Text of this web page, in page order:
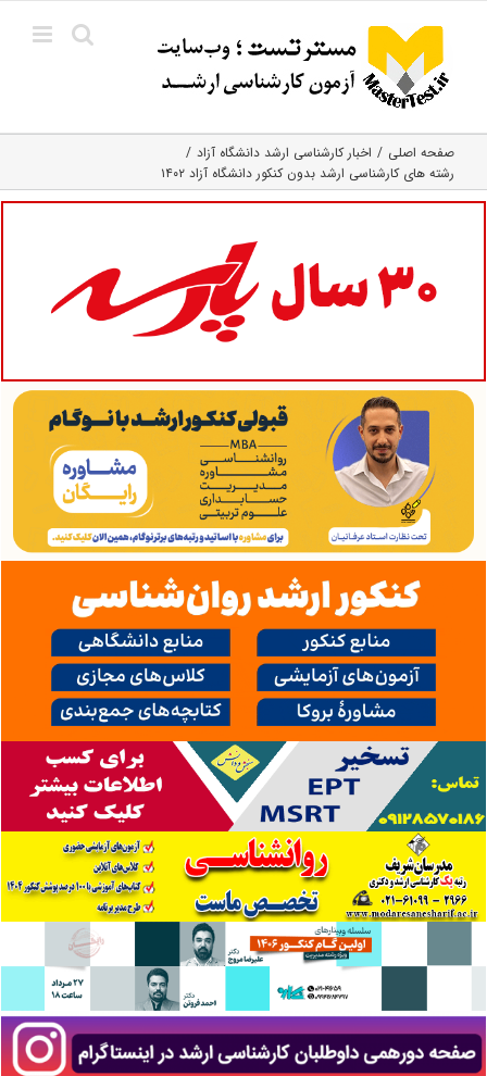
content
صفحه اصلی
اخبار کارشناسی ارشد دانشگاه آزاد
رشته های کارشناسی ارشد بدون کنکور دانشگاه آزاد ۱۴۰۲